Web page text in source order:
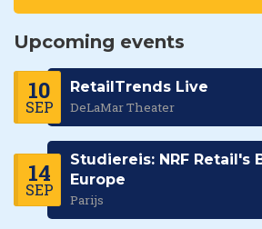
Upcoming events
10
SEP
RetailTrends Live
DeLaMar Theater
14
SEP
Studiereis: NRF Retail's
Europe
Parijs